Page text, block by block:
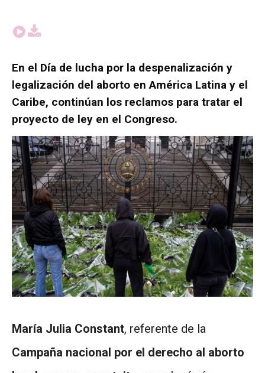
En el Día de lucha por la despenalización y
legalización del aborto en América Latina y el
Caribe, continúan los reclamos para tratar el
proyecto de ley en el Congreso.
María Julia Constant, referente de la
Campaña nacional por el derecho al aborto